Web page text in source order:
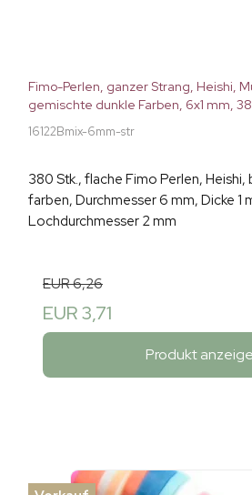
Fimo-Perlen, ganzer Strang, Heishi,
gemischte dunkle Farben, 6x1 mm,
16122Bmix-6mm-str
380 Stk., flache Fimo Perlen, Heishi,
farben, Durchmesser 6 mm, Dicke 1
Lochdurchmesser 2 mm
EUR 6,26
EUR 3,71
Produkt